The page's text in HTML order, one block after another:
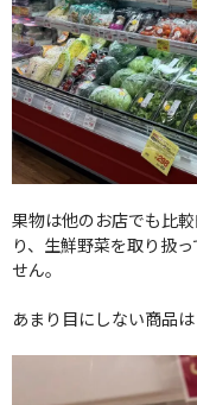
果物は他のお店でも比
り、生鮮野菜を取り扱
せん。
あまり目にしない商品